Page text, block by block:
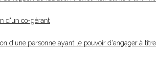
d'un co-gérant
d'une personne ayant le pouvoir d'engager à